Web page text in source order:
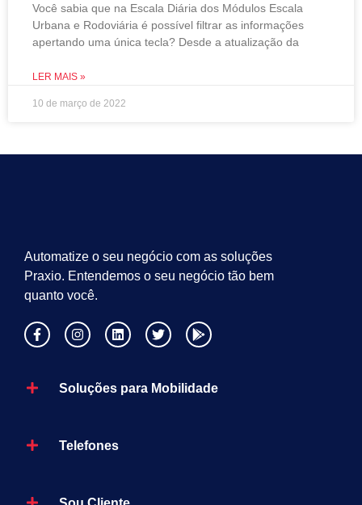
Você sabia que na Escala Diária dos Módulos Escala
Urbana e Rodoviária é possível filtrar as informações
apertando uma única tecla? Desde a atualização da
LER MAIS »
10 de março de 2022
Automatize o seu negócio com as soluções
Praxio. Entendemos o seu negócio tão bem
quanto você.
Soluções para Mobilidade
Telefones